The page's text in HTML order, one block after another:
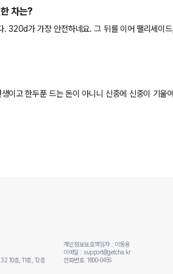
차는?
. 320d가 가장 안전하네요. 그 뒤를 이어 팰리세이
10층, 11층, 12층
개인정보보호책임자 : 이동용
이메일 : support@getcha.kr
전화번호: 1800-0456